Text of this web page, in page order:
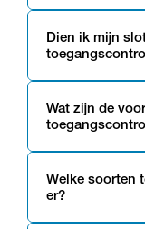
Dien ik mijn
Wat zijn de
Welke soorten
er?